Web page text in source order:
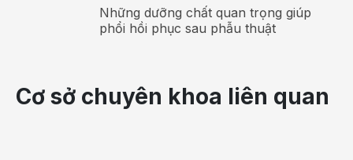
6 tại Việt Nam
Một yếu tố quan trọng trong việc xác định mức độ
trong tuyến giáp, tỷ lệ sống sót cao hơn nhiều so với
Những dưỡng chất quan trọng giúp
phổi hồi phục sau phẫu thuật
Cơ sở chuyên khoa liên quan